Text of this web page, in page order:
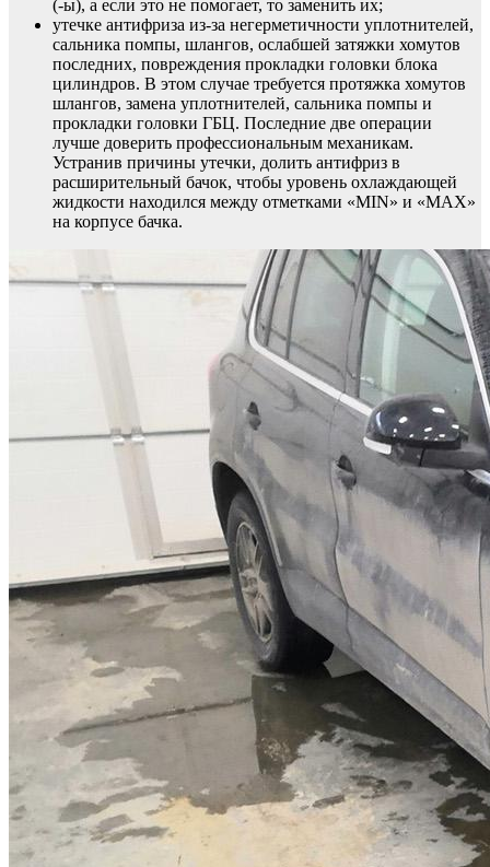
(-ы), а если это не помогает, то заменить их;
утечке антифриза из-за негерметичности уплотнителей,
сальника помпы, шлангов, ослабшей затяжки хомутов
последних, повреждения прокладки головки блока
цилиндров. В этом случае требуется протяжка хомутов
шлангов, замена уплотнителей, сальника помпы и
прокладки головки ГБЦ. Последние две операции
лучше доверить профессиональным механикам.
Устранив причины утечки, долить антифриз в
расширительный бачок, чтобы уровень охлаждающей
жидкости находился между отметками «MIN» и «МАХ»
на корпусе бачка.